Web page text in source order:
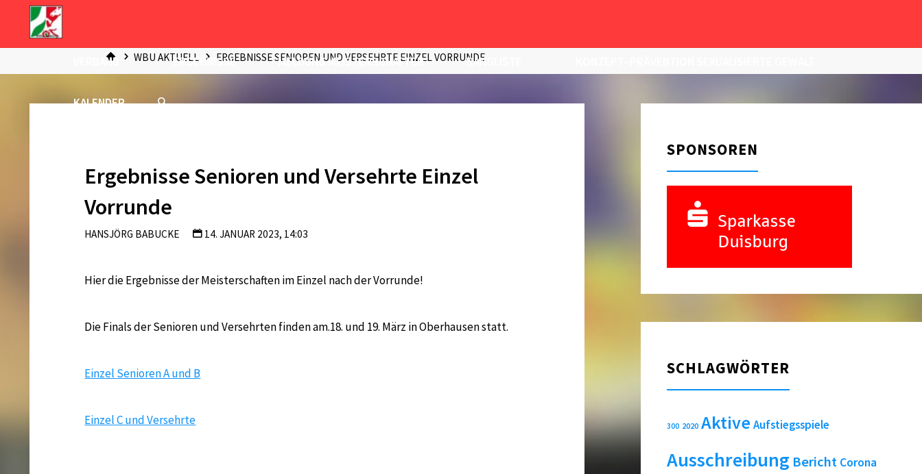
VERBAND ERGEBNISSE MELDUNG MEISTERSCHAFTEN RANGLISTE
KALENDER
START
WBU AKTUELL ERGEBNISSE SENIOREN UND VERSEHRTE EINZEL VORRUNDE
Ergebnisse Senioren und Versehrte Einzel
Vorrunde
HANSJÖRG BABUCKE 14. JANUAR 2023, 14:03
Hier die Ergebnisse der Meisterschaften im Einzel nach der Vorrunde!
Die Finals der Senioren und Versehrten finden am.18. und 19. März in Oberhausen statt.
Einzel Senioren A und B
Einzel C und Versehrte
SPONSOREN
SCHLAGWÖRTER
300 2020 Aktive Aufstiegsspiele
Ausschreibung Bericht Corona